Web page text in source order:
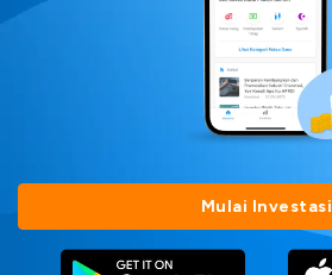
Mulai Investasi